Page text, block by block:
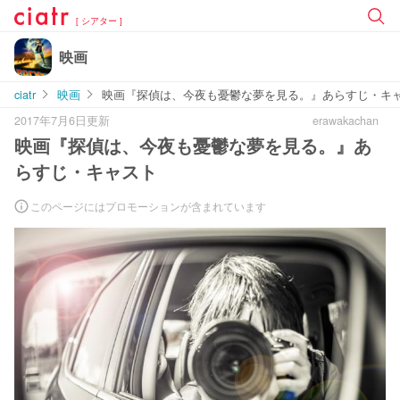
[ シアター ]
映画
ciatr 映画
映画『探偵は、今夜も憂鬱な夢を見る。』あらすじ・キ
2017年7月6日更新
erawakachan
映画『探偵は、今夜も憂鬱な夢を見る。』あ
らすじ・キャスト
このページにはプロモーションが含まれています